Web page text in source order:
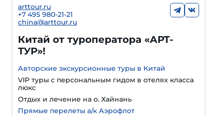
arttour.ru
+7 495 980-21-21
china@arttour.ru
Китай от туроператора «АРТ-
ТУР»!
Авторские экскурсионные туры в Китай
VIP туры с персональным гидом в отелях класса
люкс
Отдых и лечение на о. Хайнань
Прямые перелеты а/к Аэрофлот